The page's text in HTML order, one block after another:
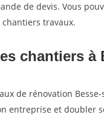
de devis. Vous
travaux.
chantiers à
de rénovation
entreprise et doubler